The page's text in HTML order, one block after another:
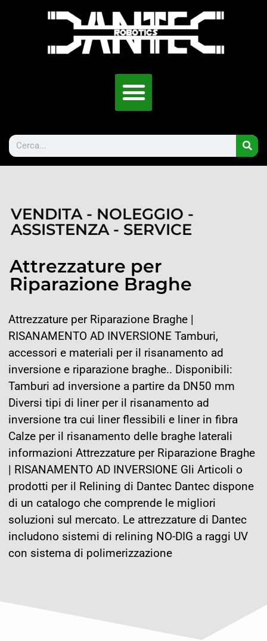
VENDITA - NOLEGGIO -
ASSISTENZA - SERVICE
Attrezzature per
Riparazione Braghe
Attrezzature per Riparazione Braghe |
RISANAMENTO AD INVERSIONE Tamburi,
accessori e materiali per il risanamento ad
inversione e riparazione braghe.. Disponibili:
Tamburi ad inversione a partire da DN50 mm
Diversi tipi di liner per il risanamento ad
inversione tra cui liner flessibili e liner in fibra
Calze per il risanamento delle braghe laterali
informazioni Attrezzature per Riparazione Braghe
| RISANAMENTO AD INVERSIONE Gli Articoli o
prodotti per il Relining di Dantec Dantec dispone
di un catalogo che comprende le migliori
soluzioni sul mercato. Le attrezzature di Dantec
includono sistemi di relining NO-DIG a raggi UV
con sistema di polimerizzazione